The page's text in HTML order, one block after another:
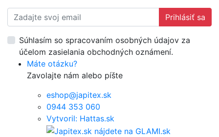
Prihlásiť sa
Súhlasím so spracovaním osobných údajov za
účelom zasielania obchodných oznámení.
Máte otázku?
Zavolajte nám alebo píšte
eshop@japitex.sk
0944 353 060
Vytvoril: Hattas.sk